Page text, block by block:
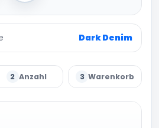
Dark Denim
2 Anzahl 3 Warenkorb